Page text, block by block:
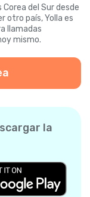
del Sur desde
otro país, Yolla es
llamadas
mismo.
la